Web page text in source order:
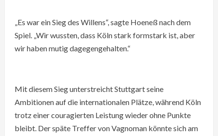
„Es war ein Sieg des Willens“, sagte Hoeneß nach dem
Spiel. „Wir wussten, dass Köln stark formstark ist, aber
wir haben mutig dagegengehalten.“
Mit diesem Sieg unterstreicht Stuttgart seine
Ambitionen auf die internationalen Plätze, während Köln
trotz einer couragierten Leistung wieder ohne Punkte
bleibt. Der späte Treffer von Vagnoman könnte sich am